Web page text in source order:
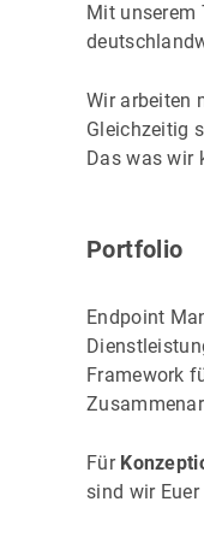
Mit unserem
Wir arbeiten
Gleichzeitig
Das was wir
Portfolio
Endpoint
Framework
Für
sind wir